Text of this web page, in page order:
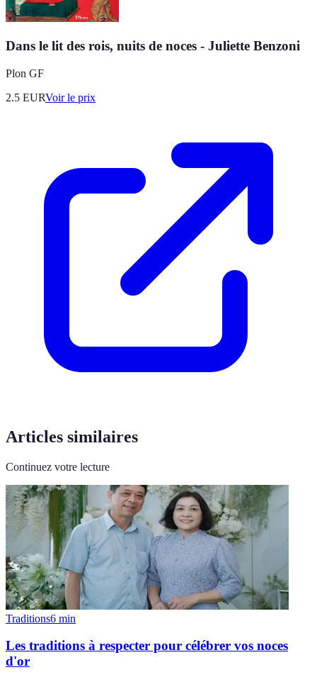
Dans le lit des rois, nuits de noces - Juliette Benzoni
Plon GF
2.5 EURVoir le prix
Articles similaires
Continuez votre lecture
Traditions6 min
Les traditions à respecter pour célébrer vos noces
d'or